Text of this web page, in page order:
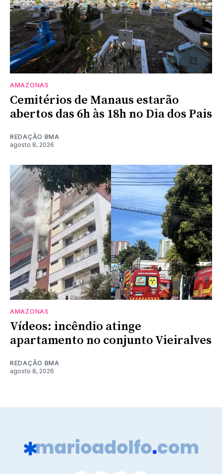
AMAZONAS
Cemitérios de Manaus estarão
abertos das 6h às 18h no Dia dos Pais
REDAÇÃO BMA
agosto 8, 2026
AMAZONAS
Vídeos: incêndio atinge
apartamento no conjunto Vieiralves
REDAÇÃO BMA
agosto 8, 2026